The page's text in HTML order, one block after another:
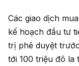
Các giao dịch
kế hoạch đầu tư
trị phê duyệt
tới 100 triệu đô la